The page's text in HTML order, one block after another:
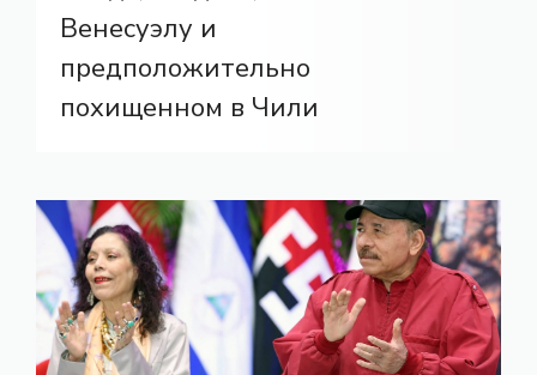
Венесуэлу и
предположительно
похищенном в Чили